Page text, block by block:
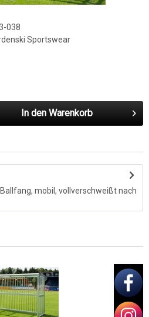
038
Sportswear
In den Warenkorb
mobil, vollverschweißt nach